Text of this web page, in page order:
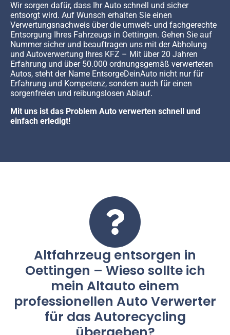
Wir sorgen dafür, dass Ihr Auto schnell und sicher
entsorgt wird. Auf Wunsch erhalten Sie einen
Verwertungsnachweis über die umwelt- und fachgerechte
Entsorgung Ihres Fahrzeugs in Oettingen. Gehen Sie auf
Nummer sicher und beauftragen uns mit der Abholung
und Autoverwertung Ihres KFZ – Mit über 20 Jahren
Erfahrung und über 50.000 ordnungsgemäß verwerteten
Autos, steht der Name EntsorgeDeinAuto nicht nur für
Erfahrung und Kompetenz, sondern auch für einen
sorgenfreien und reibungslosen Ablauf.
Mit uns ist das Problem Auto verwerten schnell und
einfach erledigt!
Altfahrzeug entsorgen in
Oettingen – Wieso sollte ich
mein Altauto einem
professionellen Auto Verwerter
für das Autorecycling